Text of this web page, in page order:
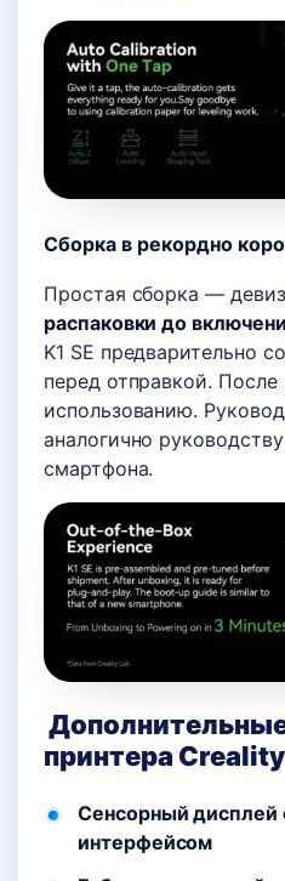
Сборка в рекордно
Простая сборка —
распаковки до
K1 SE предварительно
перед отправкой. После
использованию.
аналогично
смартфона.
принтера Creality
Сенсорный дисплей
интерфейсом